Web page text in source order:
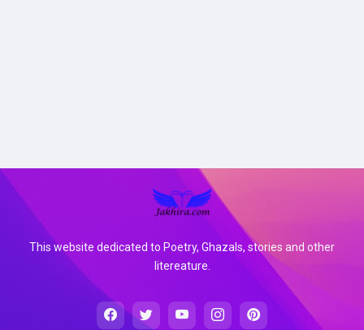
This website dedicated to Poetry, Ghazals, stories and other
litereature.